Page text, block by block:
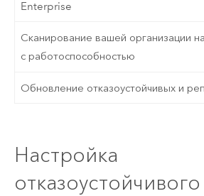
Enterprise
Сканирование вашей организации
с работоспособностью
Обновление отказоустойчивых и
Настройка